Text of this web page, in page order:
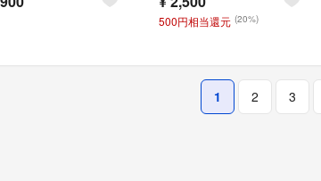
500円相当還元 (20%)
1 2 3